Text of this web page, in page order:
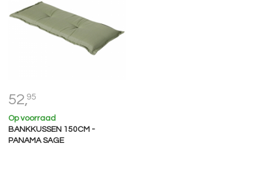
52,95
Op voorraad
BANKKUSSEN 150CM -
PANAMA SAGE